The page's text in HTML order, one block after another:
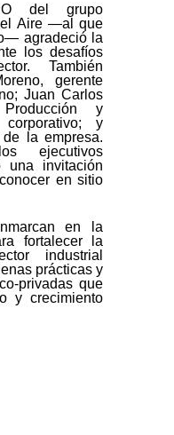
del grupo
Aire —al que
agradeció la
los desafíos
También
gerente
Juan Carlos
y
y
la empresa.
ejecutivos
una invitación
en sitio
en la
fortalecer la
industrial
prácticas y
privadas que
y crecimiento